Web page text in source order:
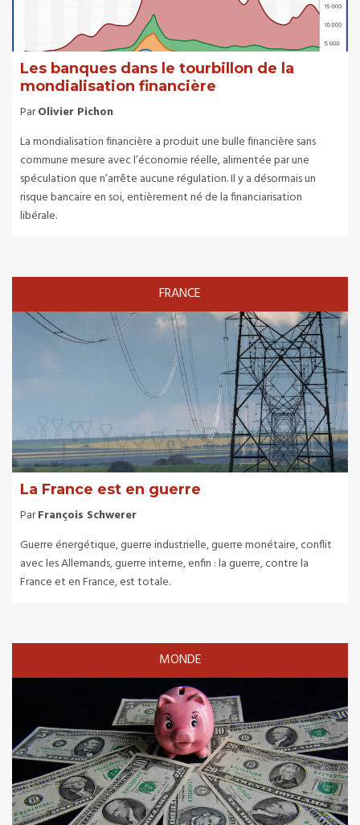
Les banques dans le tourbillon de la
mondialisation financière
ParOlivier Pichon
La mondialisation financière a produit une bulle financière sans
commune mesure avec l’économie réelle, alimentée par une
spéculation que n’arrête aucune régulation. Il y a désormais un
risque bancaire en soi, entièrement né de la financiarisation
libérale.
FRANCE
La France est en guerre
ParFrançois Schwerer
Guerre énergétique, guerre industrielle, guerre monétaire, conflit
avec les Allemands, guerre interne, enfin : la guerre, contre la
France et en France, est totale.
MONDE